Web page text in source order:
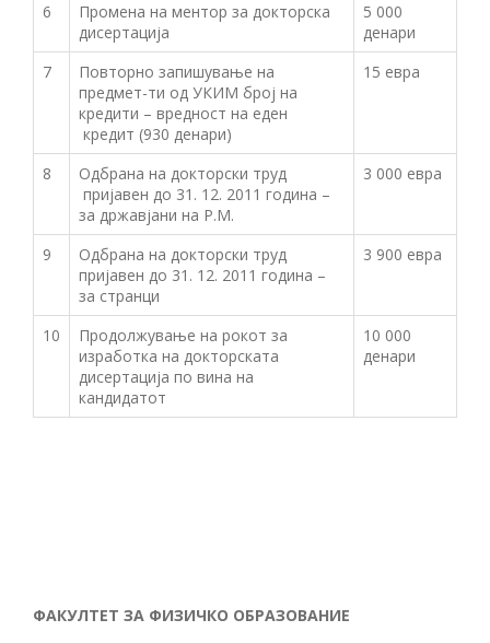
6
Промена на ментор за докторска
дисертација
5 000
денари
7
Повторно запишување на
предмет-ти од УКИМ број на
кредити – вредност на еден
кредит (930 денари)
15 евра
8
Одбрана на докторски труд
пријавен до 31. 12. 2011 година –
за државјани на Р.М.
3 000 евра
9
Одбрана на докторски труд
пријавен до 31. 12. 2011 година –
за странци
3 900 евра
10
Продолжување на рокот за
изработка на докторската
дисертација по вина на
кандидатот
10 000
денари
ФАКУЛТЕТ ЗА ФИЗИЧКО ОБРАЗОВАНИЕ